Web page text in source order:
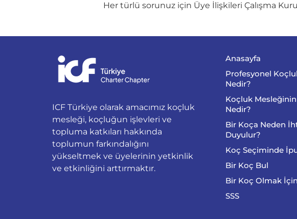
Her türlü sorunuz için Üye İlişkileri Çalışma
ICF Türkiye olarak amacımız koçluk
mesleği, koçluğun işlevleri ve
topluma katkıları hakkında
toplumun farkındalığını
yükseltmek ve üyelerinin yetkinlik
ve etkinliğini arttırmaktır.
Anasayfa
Profesyonel
Nedir?
Koçluk Mesleğinin
Nedir?
Bir Koça Neden
Duyulur?
Koç Seçiminde
Bir Koç Bul
Bir Koç Olmak İçin
SSS